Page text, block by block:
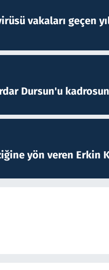
vakaları geçen
Dursun'u
yön veren Erkin